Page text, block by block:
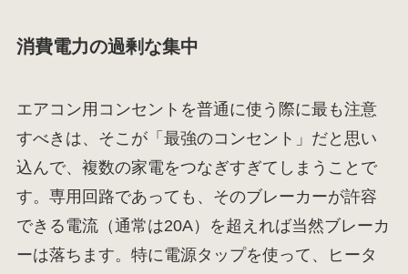
消費電力の過剰な集中
エアコン用コンセントを普通に使う際に最も注意
すべきは、そこが「最強のコンセント」だと思い
込んで、複数の家電をつなぎすぎてしまうことで
す。専用回路であっても、そのブレーカーが許容
できる電流（通常は20A）を超えれば当然ブレーカ
ーは落ちます。特に電源タップを使って、ヒータ